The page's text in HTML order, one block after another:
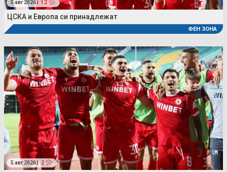
5 авг 2026 | 12
ЦСКА и Европа си принадлежат
ФЕН ЗОНА
5 авг 2026 | 2